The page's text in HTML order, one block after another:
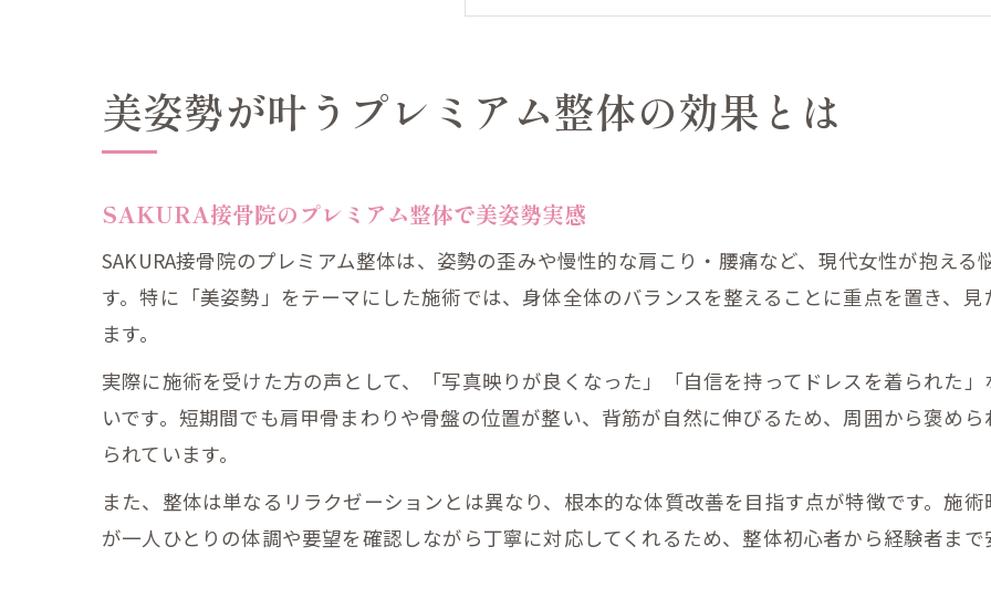
美姿勢へ導くプレミアム整体の具体的な施術法
天使の羽ラインと美容整体の秘密に迫る
美姿勢に導く天使の羽ラインの整え方
美容整体で叶える美しい背中ラインの秘訣
天使の羽形成に大切な施術ポイント紹介
SAKURA接骨院のブライダル整体の選び方
美姿勢を意識したブライダルケアのコツ
美容整体で花嫁姿を美しく仕上げるポイント
口コミをもとに選ぶブライダル整体の基準
美姿勢が叶うプレミアム整体の効果とは
SAKURA接骨院のプレミアム整体で美姿勢実感
SAKURA接骨院のプレミアム整体は、姿勢の歪みや慢性的な肩こり・腰痛など、現代女性が抱え
す。特に「美姿勢」をテーマにした施術では、身体全体のバランスを整えることに重点を置き、
ます。
実際に施術を受けた方の声として、「写真映りが良くなった」「自信を持ってドレスを着られた
いです。短期間でも肩甲骨まわりや骨盤の位置が整い、背筋が自然に伸びるため、周囲から褒め
られています。
また、整体は単なるリラクゼーションとは異なり、根本的な体質改善を目指す点が特徴です。施
が一人ひとりの体調や要望を確認しながら丁寧に対応してくれるため、整体初心者から経験者ま